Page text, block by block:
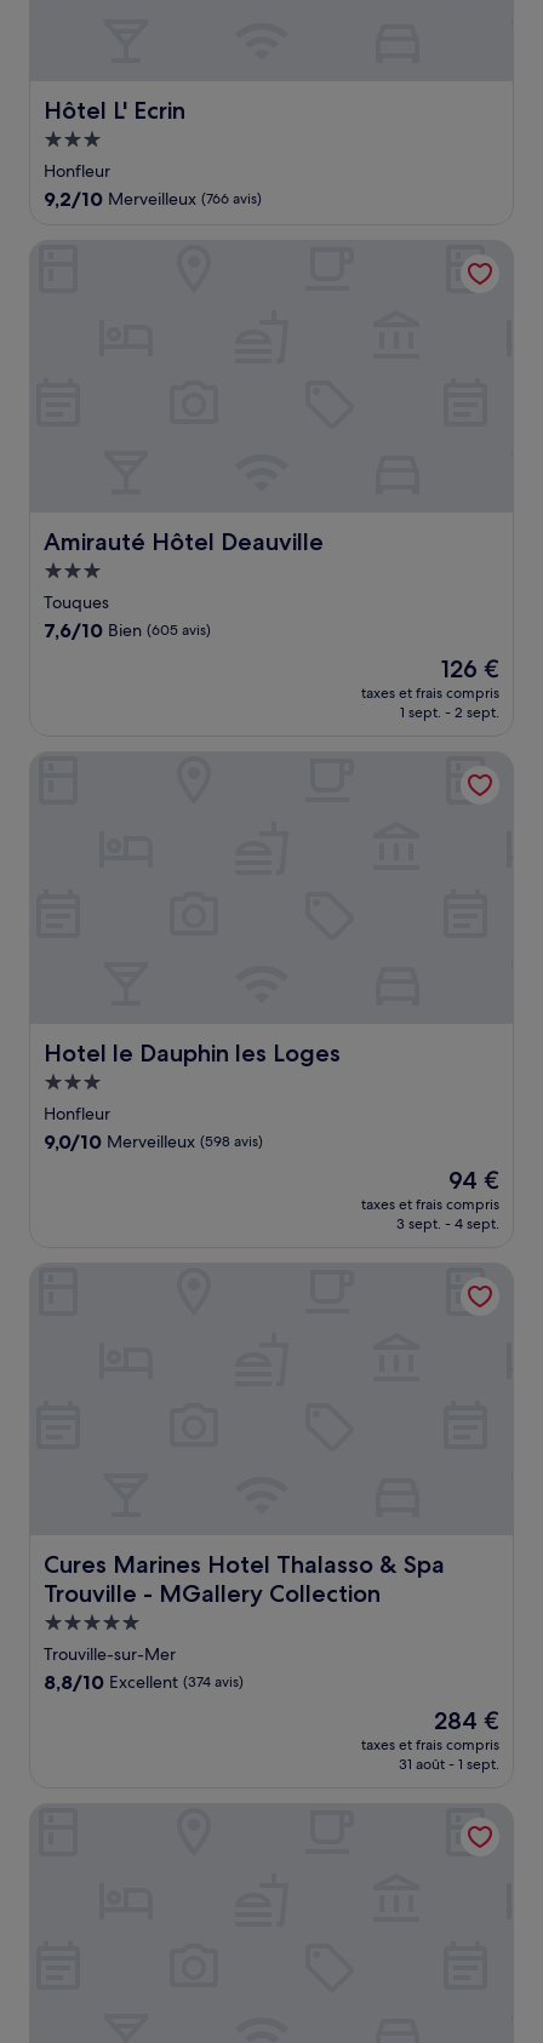
Hôtel L' Ecrin
Hôtel L' Ecrin
Hébergement
3.0 étoiles
Honfleur
9.2
10,
9,2/10 Merveilleux (766 avis)
Amirauté Hôtel Deauville
Amirauté Hôtel Deauville
Hébergement
3.0 étoiles
Touques
7.6
7,6/10 Bien (605 avis)
Le
nouveau
prix
de
126 €
126 €
taxes et frais compris
1 sept. - 2 sept.
Hotel le Dauphin les Loges
Hotel le Dauphin les Loges
Hébergement
3.0 étoiles
Honfleur
9.0
9,0/10 Merveilleux (598 avis)
Le
nouveau
prix
de
94 €
94 €
taxes et frais compris
3 sept. - 4 sept.
Cures Marines Hotel Thalasso & Spa
Trouville - MGallery Collection
Cures Marines Hotel Thalasso & Spa Trouville -
Hébergement
5.0 étoiles
Trouville-sur-Mer
8.8
8,8/10 Excellent (374 avis)
Le
nouveau
prix
de
284 €
284 €
taxes et frais compris
31 août - 1 sept.
Cures Marines Hotel Thalasso & Spa Trouville - MGallery